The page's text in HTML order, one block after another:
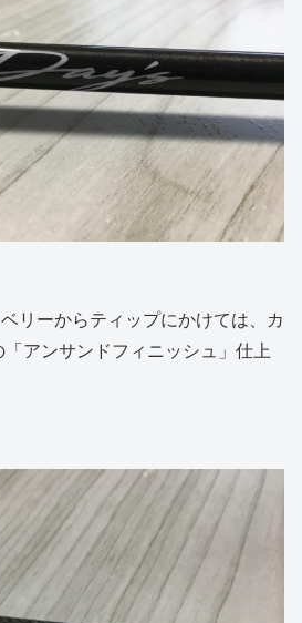
リーからティップにかけては、カ
アンサンドフィニッシュ」仕上